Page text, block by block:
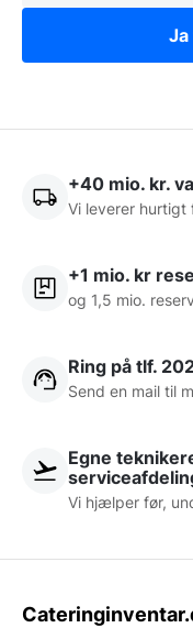
+40 mio. kr.
Vi leverer hurtigt
+1 mio. kr
og 1,5 mio.
Ring på tlf.
Send en mail til
Egne
Vi hjælper før,